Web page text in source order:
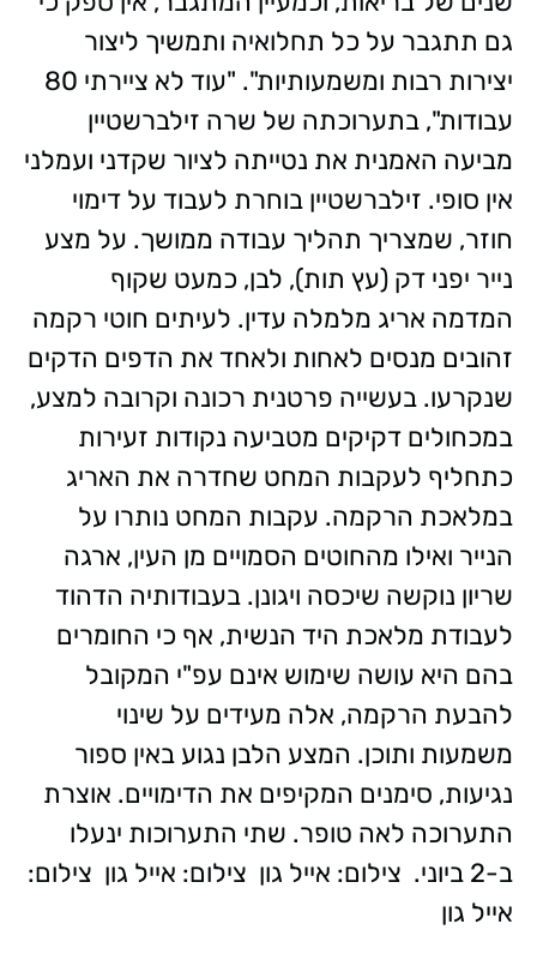
גם תתגבר על כל תחלואיה ותמשיך ליצור
יצירות רבות ומשמעותיות". "עוד לא ציירתי 80
עבודות", בתערוכתה של שרה זילברשטיין
מביעה האמנית את נטייתה לציור שקדני ועמלני
אין סופי. זילברשטיין בוחרת לעבוד על דימוי
חוזר, שמצריך תהליך עבודה ממושך. על מצע
נייר יפני דק (עץ תות), לבן, כמעט שקוף
המדמה אריג מלמלה עדין. לעיתים חוטי רקמה
זהובים מנסים לאחות ולאחד את הדפים הדקים
שנקרעו. בעשייה פרטנית רכונה וקרובה למצע,
במכחולים דקיקים מטביעה נקודות זעירות
כתחליף לעקבות המחט שחדרה את האריג
במלאכת הרקמה. עקבות המחט נותרו על
הנייר ואילו מהחוטים הסמויים מן העין, ארגה
שריון נוקשה שיכסה ויגונן. בעבודותיה הדהוד
לעבודת מלאכת היד הנשית, אף כי החומרים
בהם היא עושה שימוש אינם עפ"י המקובל
להבעת הרקמה, אלה מעידים על שינוי
משמעות ותוכן. המצע הלבן נגוע באין ספור
נגיעות, סימנים המקיפים את הדימויים. אוצרת
התערוכה לאה טופר. שתי התערוכות ינעלו
ב-2 ביוני.
צילום: אייל גון צילום: אייל גון צילום:
אייל גון